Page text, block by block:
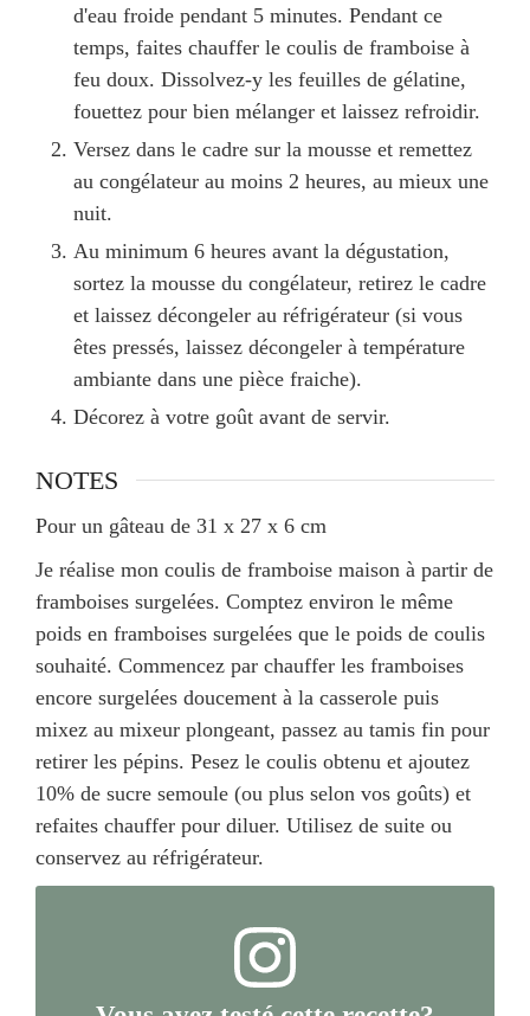
d'eau froide pendant 5 minutes. Pendant ce
temps, faites chauffer le coulis de framboise à
feu doux. Dissolvez-y les feuilles de gélatine,
fouettez pour bien mélanger et laissez refroidir.
Versez dans le cadre sur la mousse et remettez
au congélateur au moins 2 heures, au mieux une
nuit.
Au minimum 6 heures avant la dégustation,
sortez la mousse du congélateur, retirez le cadre
et laissez décongeler au réfrigérateur (si vous
êtes pressés, laissez décongeler à température
ambiante dans une pièce fraiche).
Décorez à votre goût avant de servir.
NOTES
Pour un gâteau de 31 x 27 x 6 cm
Je réalise mon coulis de framboise maison à partir de
framboises surgelées. Comptez environ le même
poids en framboises surgelées que le poids de coulis
souhaité. Commencez par chauffer les framboises
encore surgelées doucement à la casserole puis
mixez au mixeur plongeant, passez au tamis fin pour
retirer les pépins. Pesez le coulis obtenu et ajoutez
10% de sucre semoule (ou plus selon vos goûts) et
refaites chauffer pour diluer. Utilisez de suite ou
conservez au réfrigérateur.